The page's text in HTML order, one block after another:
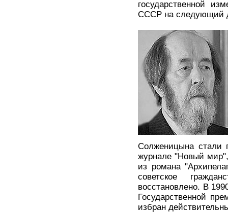
государственной
СССР на следующий
Солженицына стали
журнале "Новый мир",
из романа
советское
восстановлено. В
Государственной
избран